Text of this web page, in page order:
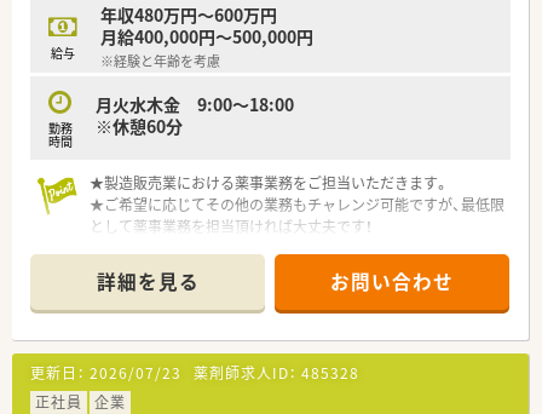
給与
年収480万円～600万円
月給400,000円～500,000円
※経験と年齢を考慮
勤務
時間
月火水木金 9:00～18:00
※休憩60分
★製造販売業における薬事業務をご担当いただきます。
★ご希望に応じてその他の業務もチャレンジ可能ですが、最低限
として薬事業務を担当頂ければ大丈夫です！
＼こんな企業です／
■半世紀の歴史ある法人になります。
■医薬品や医薬部外品等の製造販売業を担っています。
■歴史がありながらもベンチャー精神のある安定した企業で
す。
■スキルに合わせて業務内容や年収も検討いただけるので風通
しの良さが抜群の環境です！
詳細を見る お問い合わせ
更新日： 2026/07/23 薬剤師求人ID： 485328
正社員
企業